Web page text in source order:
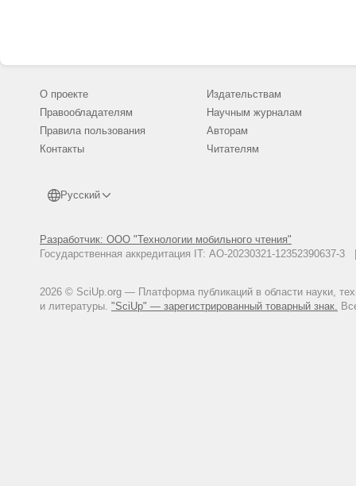
О проекте
Правообладателям
Правила пользования
Контакты
Русский
Разработчик: ООО "Технологии мобильного чтения"
Государственная аккредитация IT: АО-20230321-
2026 © SciUp.org — Платформа публикаций в области науки,
и литературы. "SciUp" — зарегистрированный товарный знак.
Издательствам
Научным журналам
Авторам
Читателям